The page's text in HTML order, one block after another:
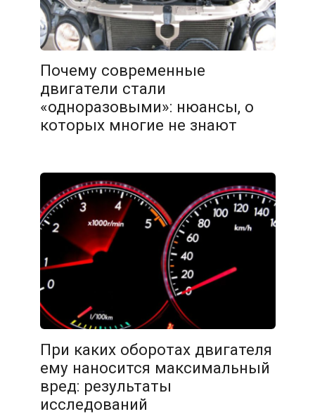
Почему современные
двигатели стали
«одноразовыми»: нюансы, о
которых многие не знают
При каких оборотах двигателя
ему наносится максимальный
вред: результаты
исследований